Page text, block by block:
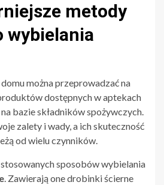
metody
wybielania
można przeprowadzać na
dostępnych w aptekach
bazie składników spożywczych.
zalety i wady, a ich skuteczność
od wielu czynników.
sposobów wybielania
. Zawierają one drobinki ścierne